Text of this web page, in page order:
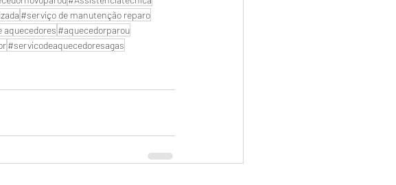
#serviço de manutenção reparo
aquecedores #aquecedorparou
#servicodeaquecedoresagas